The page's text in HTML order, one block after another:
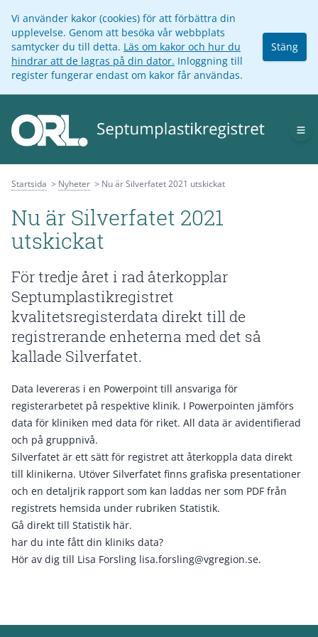
Vi använder kakor (cookies) för att förbättra din
upplevelse. Genom att besöka vår webbplats
samtycker du till detta. Läs om kakor och hur du
hindrar att de lagras på din dator. Inloggning till
register fungerar endast om kakor får användas.
Stäng
Startsida Nyheter Nu är Silverfatet 2021 utskickat
Nu är Silverfatet 2021
utskickat
För tredje året i rad återkopplar
Septumplastikregistret
kvalitetsregisterdata direkt till de
registrerande enheterna med det så
kallade Silverfatet.
Data levereras i en Powerpoint till ansvariga för
registerarbetet på respektive klinik. I Powerpointen jämförs
data för kliniken med data för riket. All data är avidentifierad
och på gruppnivå.
Silverfatet är ett sätt för registret att återkoppla data direkt
till klinikerna. Utöver Silverfatet finns grafiska presentationer
och en detaljrik rapport som kan laddas ner som PDF från
registrets hemsida under rubriken Statistik.
Gå direkt till Statistik här.
har du inte fått din kliniks data?
Hör av dig till Lisa Forsling lisa.forsling@vgregion.se.